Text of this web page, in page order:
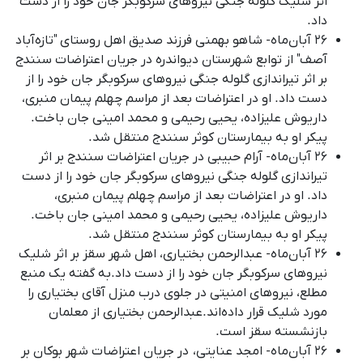
داد.
۲۶ آبان‌ماه- شاهو بهمنی فرزند صدیق اهل روستای "تازه‌آباد
آصف" از توابع شهرستان دیواندره در جریان اعتراضات سنندج
بر اثر تیراندازی گلوله جنگی نیروهای سرکوبگر جان خود را از
دست داد. او در اعتراضات بعد از مراسم چهلم پیمان منبری،
داریوش علیزاده، یحیی رحیمی و محمد امینی جان باخت.
پیکر او به بیمارستان کوثر سنندج منتقل شد.
۲۶ آبان‌ماه- آرام حبیبی در جریان اعتراضات سنندج بر اثر
تیراندازی گلوله جنگی نیروهای سرکوبگر جان خود را از دست
داد. او در اعتراضات بعد از مراسم چهلم پیمان منبری،
داریوش علیزاده، یحیی رحیمی و محمد امینی جان باخت.
پیکر او به بیمارستان کوثر سنندج منتقل شد.
۲۶ آبان‌ماه- عبدالرحمن بختیاری، اهل شهر سقز بر اثر شلیک
نیروهای سرکوبگر جان خود را از دست داد.به گفته یک منبع
مطلع، نیروهای امنیتی در جلوی درب منزل آقای بختیاری را
مورد شلیک قرار داده‌اند.عبدالرحمن بختیاری از معلمان
بازنشسته سقز است.
۲۶ آبان‌ماه- امجد عنایتی، در جریان اعتراضات شهر بوکان بر